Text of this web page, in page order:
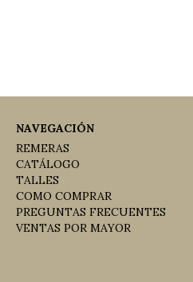
NAVEGACIÓN
REMERAS
CATÁLOGO
TALLES
COMO COMPRAR
PREGUNTAS FRECUENTES
VENTAS POR MAYOR